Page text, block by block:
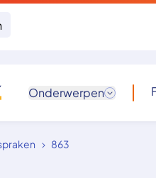
Onderwerpen
863